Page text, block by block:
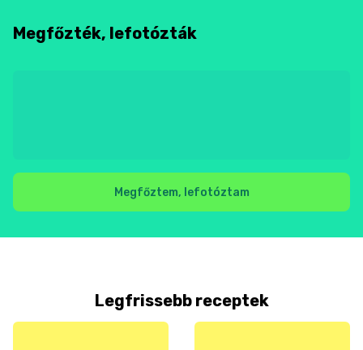
Megfőzték, lefotózták
Megfőztem, lefotóztam
Legfrissebb receptek